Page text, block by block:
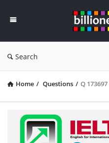
Essays
Search
Home / Questions / Q 173697